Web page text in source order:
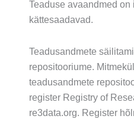
Teaduse avaandmed on
kättesaadavad.
Teadusandmete
repositooriume.
teadusandmete
register Registry of
re3data.org. Register